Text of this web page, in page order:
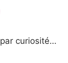
curiosité…